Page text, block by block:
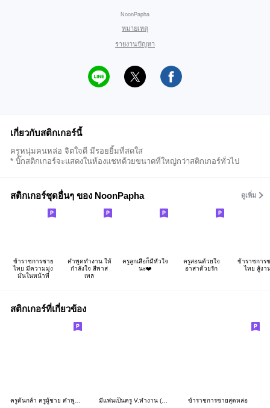
NoonPapha
หมายเหตุ
รายงานปัญหา
เกี่ยวกับสติกเกอร์นี้
ครูหนุ่มคนหล่อ จิตใจดี มีรอยยิ้มที่สดใส
* บิ๊กสติกเกอร์จะแสดงในห้องแชทด้วยขนาดที่ใหญ่กว่าสติกเกอร์ทั่วไป
สติกเกอร์ชุดอื่นๆ ของ NoonPapha ดูเพิ่ม
ข้าราชการชาย
ไทย มีความมุ่ง
มั่นในหน้าที่
คำพูดทำงาน ให้
กำลังใจ สีพาส
เทล
ครูลูกเสือก็มีหัวใจ
นะ❤️
ครูสอนด้วยใจ
อาสาด้วยรัก
ข้าราชการ
ไทย สู้งา
สติกเกอร์ที่เกี่ยวข้อง
ครูต้นกล้า ครูผู้ชาย คำพูดครูใช้บ่อย มีแฟนเป็นครู V.ทำงาน (ผู้ชาย) ข้าราชการชายสุดหล่อ